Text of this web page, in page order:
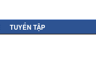
TUYỂN TẬP